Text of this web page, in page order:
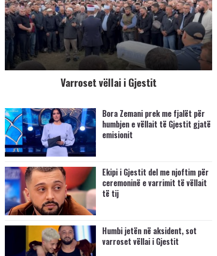
Varroset vëllai i Gjestit
Bora Zemani prek me fjalët për
humbjen e vëllait të Gjestit gjatë
emisionit
Ekipi i Gjestit del me njoftim për
ceremoninë e varrimit të vëllait
të tij
Humbi jetën në aksident, sot
varroset vëllai i Gjestit